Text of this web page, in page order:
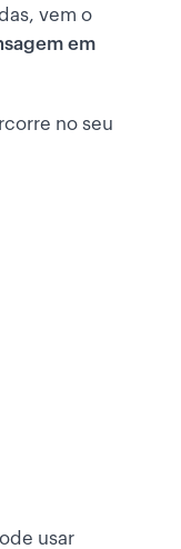
vem o
em
no seu
usar